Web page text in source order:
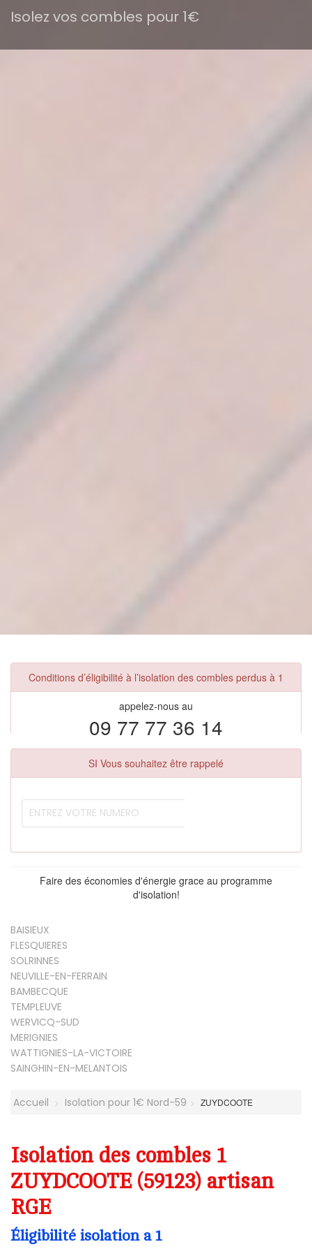
Isolez vos combles pour 1€
Conditions d’éligibilité à l’isolation des combles perdus à 1
appelez-nous au
09 77 77 36 14
SI Vous souhaitez être rappelé
Faire des économies d'énergie grace au programme
d'isolation!
BAISIEUX
FLESQUIERES
SOLRINNES
NEUVILLE-EN-FERRAIN
BAMBECQUE
TEMPLEUVE
WERVICQ-SUD
MERIGNIES
WATTIGNIES-LA-VICTOIRE
SAINGHIN-EN-MELANTOIS
Accueil Isolation pour 1€ Nord-59 ZUYDCOOTE
Isolation des combles 1
ZUYDCOOTE (59123) artisan
RGE
Éligibilité isolation a 1